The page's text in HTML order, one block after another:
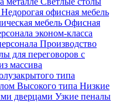
Недорогая офисная мебель
мебель Офисная
эконом-класса
Производство
для переговоров с
массива
типа
Высокого типа Низкие
дверцами Узкие пеналы